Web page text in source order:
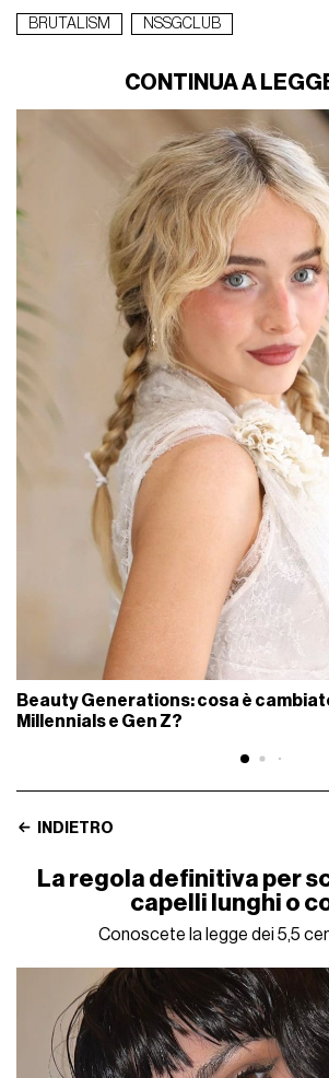
BRUTALISM NSSGCLUB
CONTINUA A
Beauty Generations: cosa è
Millennials e Gen Z?
INDIETRO
La regola definitiva per
capelli lunghi o
Conoscete la legge dei 5,5